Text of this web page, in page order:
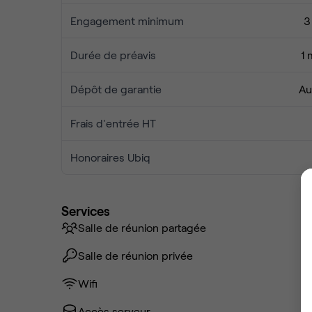
Engagement minimum
Durée de préavis 1
Dépôt de garantie
Frais d'entrée HT
Honoraires Ubiq
Services
Salle de réunion partagée
Salle de réunion privée
Wifi